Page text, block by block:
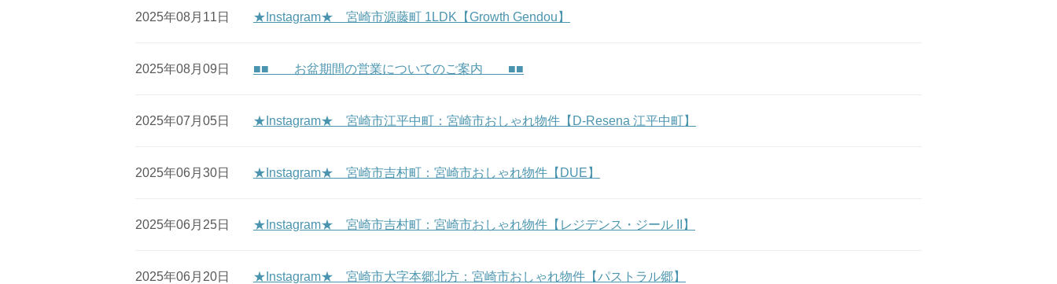
2025年08月11日 ★Instagram★ 宮崎市源藤町 1LDK【Growth Gendou】
2025年08月09日 ■■ お盆期間の営業についてのご案内 ■■
2025年07月05日 ★Instagram★ 宮崎市江平中町：宮崎市おしゃれ物件【D-Resena 江平中町】
2025年06月30日 ★Instagram★ 宮崎市吉村町：宮崎市おしゃれ物件【DUE】
2025年06月25日 ★Instagram★ 宮崎市吉村町：宮崎市おしゃれ物件【レジデンス・ジール II】
2025年06月20日 ★Instagram★ 宮崎市大字本郷北方：宮崎市おしゃれ物件【パストラル郷】